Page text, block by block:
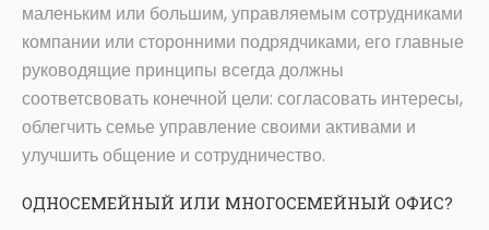
маленьким или большим, управляемым сотрудниками
компании или сторонними подрядчиками, его главные
руководящие принципы всегда должны
соответсвовать конечной цели: согласовать интересы,
облегчить семье управление своими активами и
улучшить общение и сотрудничество.
ОДНОСЕМЕЙНЫЙ ИЛИ МНОГОСЕМЕЙНЫЙ ОФИС?